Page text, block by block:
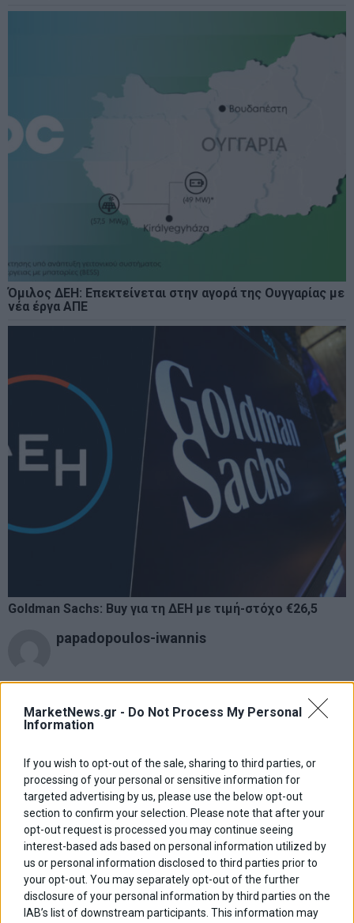
MarketNews.gr - Do Not Process My Personal
Information
If you wish to opt-out of the sale, sharing to third parties, or
processing of your personal or sensitive information for
targeted advertising by us, please use the below opt-out
section to confirm your selection. Please note that after your
opt-out request is processed you may continue seeing
interest-based ads based on personal information utilized by
us or personal information disclosed to third parties prior to
your opt-out. You may separately opt-out of the further
disclosure of your personal information by third parties on the
IAB’s list of downstream participants. This information may
Όμιλος ΔΕΗ: Επεκτείνεται στην αγορά της Ουγγαρίας με
νέα έργα ΑΠΕ
Goldman Sachs: Buy για τη ΔΕΗ με τιμή-στόχο €26,5
papadopoulos-iwannis